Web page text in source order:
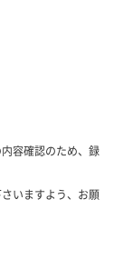
容確認のため、録
いますよう、お願